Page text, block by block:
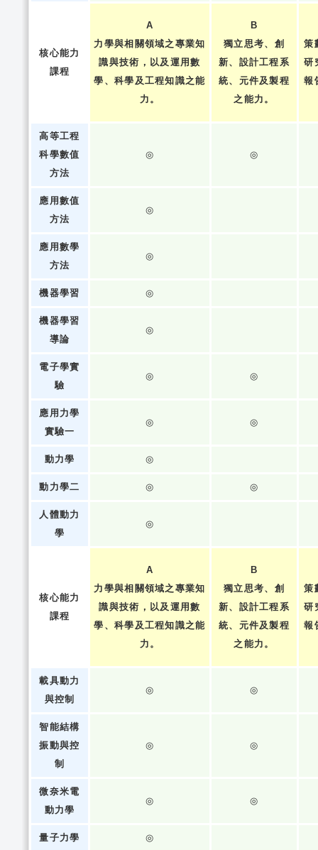
核心能力
課程
A
力學與相關領域之專業知
識與技術，以及運用數
學、科學及工程知識之能
力。
B
獨立思考、創
新、設計工程系
統、元件及製程
之能力。
策
研
報
高等工程
科學數值
方法
◎ ◎
應用數值
方法
◎
應用數學
方法
◎
機器學習 ◎
機器學習
導論
◎
電子學實
驗
◎ ◎
應用力學
實驗一
◎ ◎
動力學 ◎
動力學二 ◎ ◎
人體動力
學
◎
核心能力
課程
A
力學與相關領域之專業知
識與技術，以及運用數
學、科學及工程知識之能
力。
B
獨立思考、創
新、設計工程系
統、元件及製程
之能力。
策
研
報
載具動力
與控制
◎ ◎
智能結構
振動與控
制
◎ ◎
微奈米電
動力學
◎ ◎
量子力學 ◎